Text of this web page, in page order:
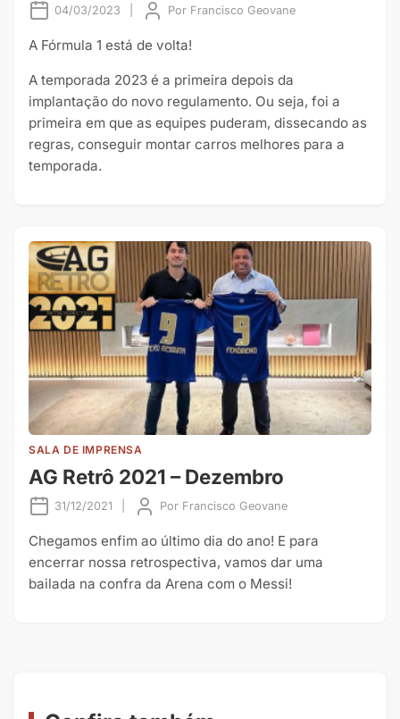
04/03/2023 Por Francisco Geovane
A Fórmula 1 está de volta!
A temporada 2023 é a primeira depois da
implantação do novo regulamento. Ou seja, foi a
primeira em que as equipes puderam, dissecando as
regras, conseguir montar carros melhores para a
temporada.
SALA DE IMPRENSA
AG Retrô 2021 – Dezembro
31/12/2021 Por Francisco Geovane
Chegamos enfim ao último dia do ano! E para
encerrar nossa retrospectiva, vamos dar uma
bailada na confra da Arena com o Messi!